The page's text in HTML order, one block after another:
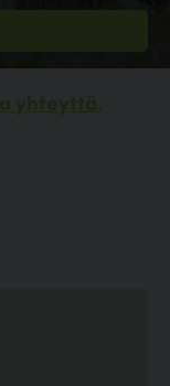
yhteyttä.